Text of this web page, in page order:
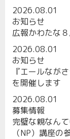
2026.08.01
お知らせ
広報かわたな
2026.08.01
お知らせ
『エールなが
を開催します
2026.08.01
募集情報
完璧な親なん
（NP）講座の